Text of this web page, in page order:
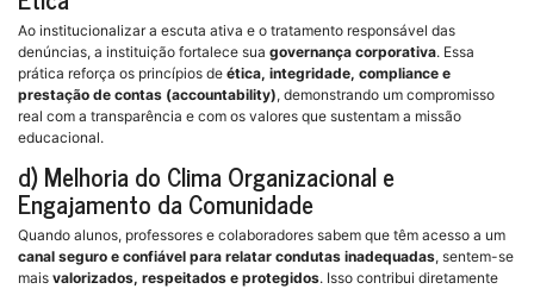
Ao institucionalizar a escuta ativa e o tratamento responsável das
denúncias, a instituição fortalece sua governança corporativa. Essa
prática reforça os princípios de ética, integridade, compliance e
prestação de contas (accountability), demonstrando um compromisso
real com a transparência e com os valores que sustentam a missão
educacional.
d) Melhoria do Clima Organizacional e
Engajamento da Comunidade
Quando alunos, professores e colaboradores sabem que têm acesso a um
canal seguro e confiável para relatar condutas inadequadas, sentem-se
mais valorizados, respeitados e protegidos. Isso contribui diretamente